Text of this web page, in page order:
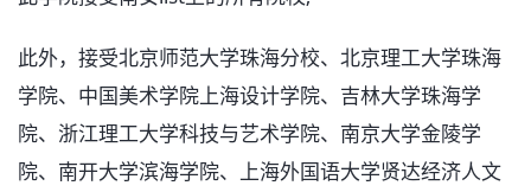
此外，接受北京师范大学珠海分校、北京理工大学珠海
学院、中国美术学院上海设计学院、吉林大学珠海学
院、浙江理工大学科技与艺术学院、南京大学金陵学
院、南开大学滨海学院、上海外国语大学贤达经济人文